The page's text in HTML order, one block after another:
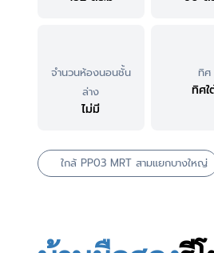
จำนวนห้องนอนชั้น
ล่าง
ไม่มี
ทิศ
ทิศใ
ใกล้ PP03 MRT สามแยกบางใหญ่